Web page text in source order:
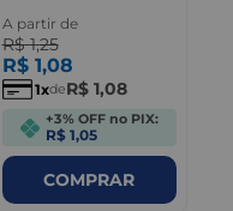
A partir de
R$ 1,25
R$ 1,08
1 deR$ 1,08
+3% OFF no PIX:
R$ 1,05
COMPRAR